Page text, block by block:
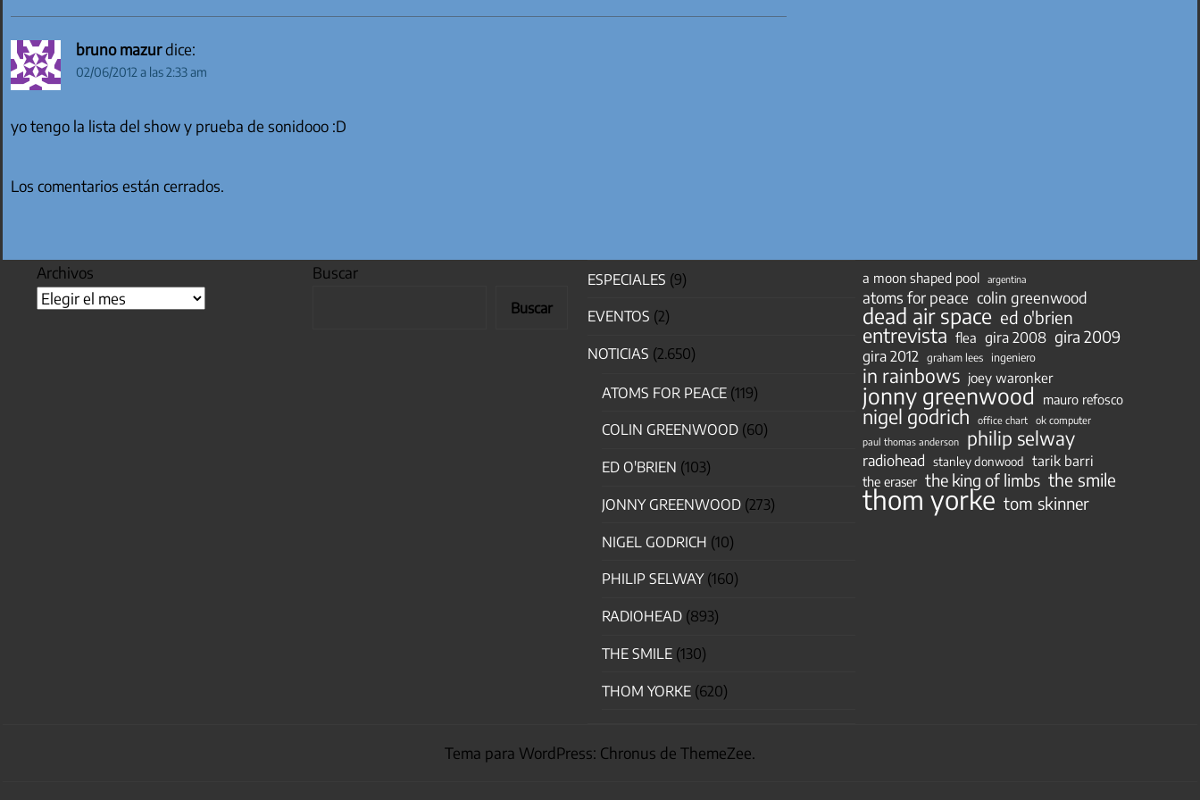
bruno mazurdice:
02/06/2012 a las 2:33 am
yo tengo la lista del show y prueba de sonidooo :D
Los comentarios están cerrados.
Archivos Buscar
Buscar
ESPECIALES (9)
EVENTOS (2)
NOTICIAS (2.650)
ATOMS FOR PEACE (119)
COLIN GREENWOOD (60)
ED O'BRIEN (103)
JONNY GREENWOOD (273)
NIGEL GODRICH (10)
PHILIP SELWAY(160)
RADIOHEAD (893)
THE SMILE (130)
THOM YORKE (620)
a moon shaped pool argentina
atoms for peace colin greenwood
dead air space ed o'brien
entrevista flea gira 2008 gira 2009
gira 2012 graham lees ingeniero
in rainbows joey waronker
jonny greenwood mauro refosco
nigel godrich office chart ok computer
paul thomas anderson philip selway
radiohead stanley donwood tarik barri
the eraser the king of limbs the smile
thom yorke tom skinner
Tema para WordPress: Chronus de ThemeZee.